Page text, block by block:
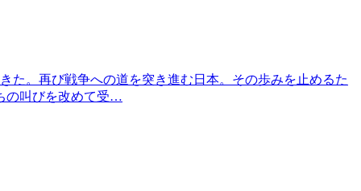
た。再び戦争への道を突き進む日本。その歩みを止めるた
の叫びを改めて受…